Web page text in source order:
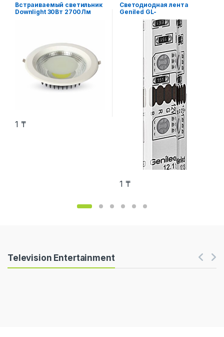
Встраиваемый светильник
Downlight 30Вт 2700Лм
1 ₸
Светодиодная лента
Geniled GL-
60SMD5050RGBSE
1 ₸
Products Carousel
Television Entertainment